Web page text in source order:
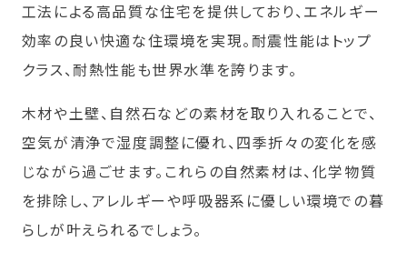
工法による高品質な住宅を提供しており、エネルギー
効率の良い快適な住環境を実現。耐震性能はトップ
クラス、耐熱性能も世界水準を誇ります。
木材や土壁、自然石などの素材を取り入れることで、
空気が清浄で湿度調整に優れ、四季折々の変化を感
じながら過ごせます。これらの自然素材は、化学物質
を排除し、アレルギーや呼吸器系に優しい環境での暮
らしが叶えられるでしょう。